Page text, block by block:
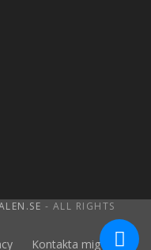
- ALL RIGHTS
Kontakta mig